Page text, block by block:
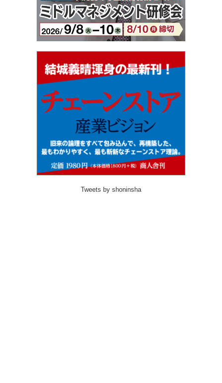
Tweets by shoninsha